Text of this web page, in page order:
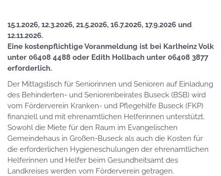
15.1.2026, 12.3.2026, 21.5.2026, 16.7.2026, 17.9.2026 und
12.11.2026.
Eine kostenpflichtige Voranmeldung ist bei Karlheinz Volk
unter 06408 4488 oder Edith Hollbach unter 06408 3877
erforderlich.
Der Mittagstisch für Seniorinnen und Senioren auf Einladung
des Behinderten- und Seniorenbeirates Buseck (BSB) wird
vom Förderverein Kranken- und Pflegehilfe Buseck (FKP)
finanziell und mit ehrenamtlichen Helferinnen unterstützt.
Sowohl die Miete für den Raum im Evangelischen
Gemeindehaus in Großen-Buseck als auch die Kosten für
die erforderlichen Hygieneschulungen der ehrenamtlichen
Helferinnen und Helfer beim Gesundheitsamt des
Landkreises werden vom Förderverein getragen.